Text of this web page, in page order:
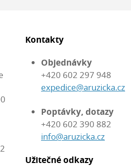
Kontakty
Objednávky
+420 602 297 948
expedice@aruzicka.cz
Poptávky, dotazy
+420 602 390 882
info@aruzicka.cz
Užitečné odkazy